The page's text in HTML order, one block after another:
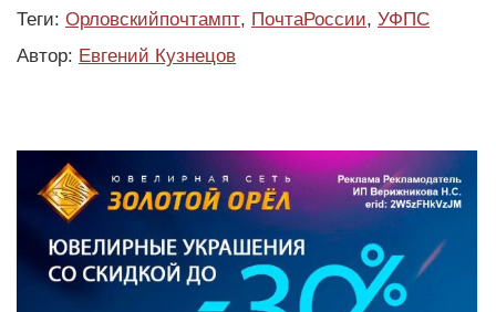
Теги: Орловскийпочтампт, ПочтаРоссии, УФПС
Автор: Евгений Кузнецов